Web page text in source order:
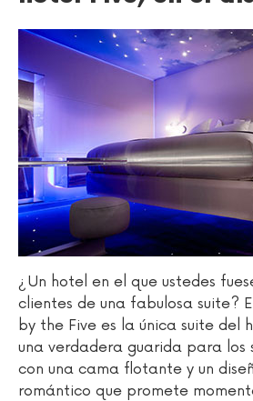
¿Un hotel en el que ustedes
clientes de una fabulosa suite?
by the Five es la única suite del
una verdadera guarida para los
con una cama flotante y un
romántico que promete